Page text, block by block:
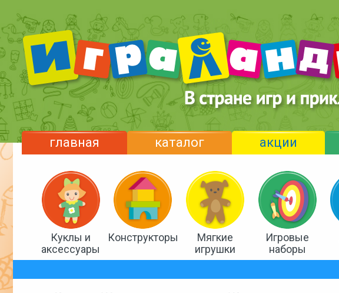
главная каталог акции
Куклы и
аксессуары
Конструкторы
Мягкие
игрушки
Игровые
наборы